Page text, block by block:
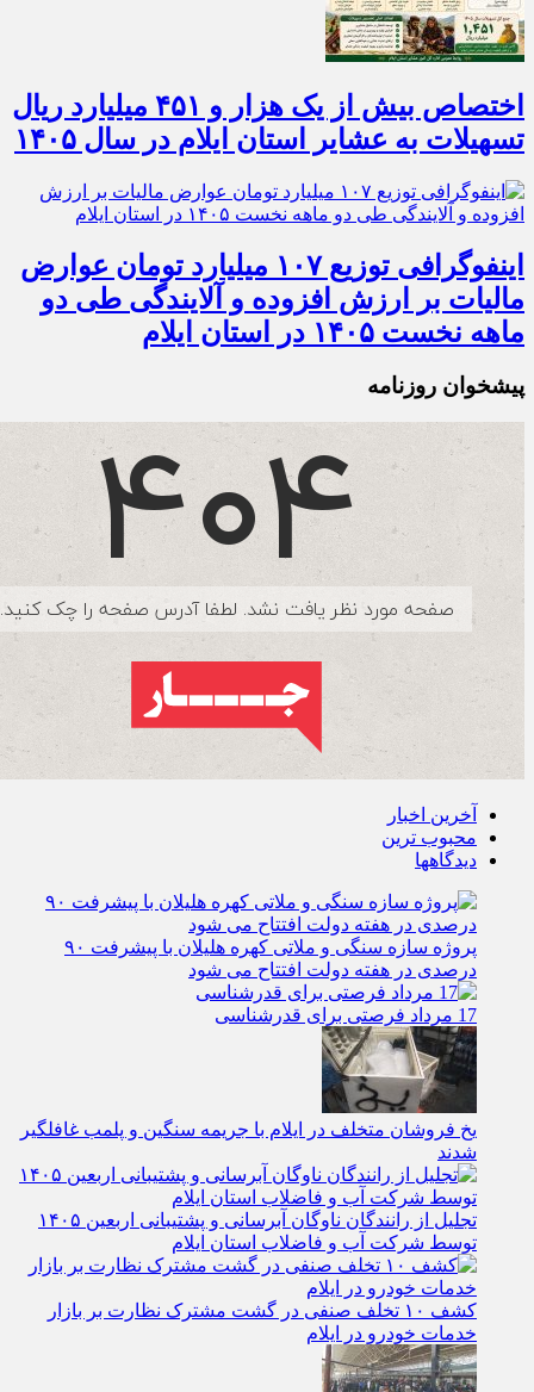
اختصاص بیش از یک هزار و ۴۵۱ میلیارد ریال
تسهیلات به عشایر استان ایلام در سال ۱۴۰۵
اینفوگرافی توزیع ۱۰۷ میلیارد تومان عوارض
مالیات بر ارزش افزوده و آلایندگی طی دو
ماهه نخست ۱۴۰۵ در استان ایلام
پیشخوان روزنامه
آخرین اخبار
محبوب ترین
دیدگاهها
پروژه سازه سنگی و ملاتی کهره هلیلان با پیشرفت ۹۰
درصدی در هفته دولت افتتاح می شود
17 مرداد فرصتی برای قدرشناسی
یخ‌ فروشان متخلف در ایلام با جریمه سنگین و پلمب غافلگیر
شدند
تجلیل از رانندگان ناوگان آبرسانی و پشتیبانی اربعین ۱۴۰۵
توسط شرکت آب و فاضلاب استان ایلام
کشف ۱۰ تخلف صنفی در گشت مشترک نظارت بر بازار
خدمات خودرو در ایلام